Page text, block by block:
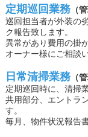
定期巡回業務（
巡回担当者が外装の
ク報告致します。
異常があり費用の掛
オーナー様にご相談
日常清掃業務（
定期巡回時に、清掃
共用部分、エントラ
す。
毎月、物件状況報告